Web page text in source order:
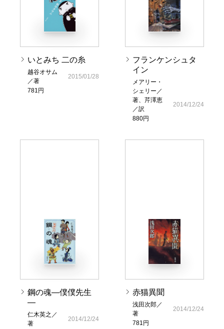
いとみち 二の糸
越谷オサム
／著
781円
2015/01/28
フランケンシュタ
イン
メアリー・
シェリー／
著、芹澤恵
／訳
880円
2014/12/24
鋼の魂―僕僕先生
―
仁木英之／
著
2014/12/24
赤猫異聞
浅田次郎／
著
781円
2014/12/24